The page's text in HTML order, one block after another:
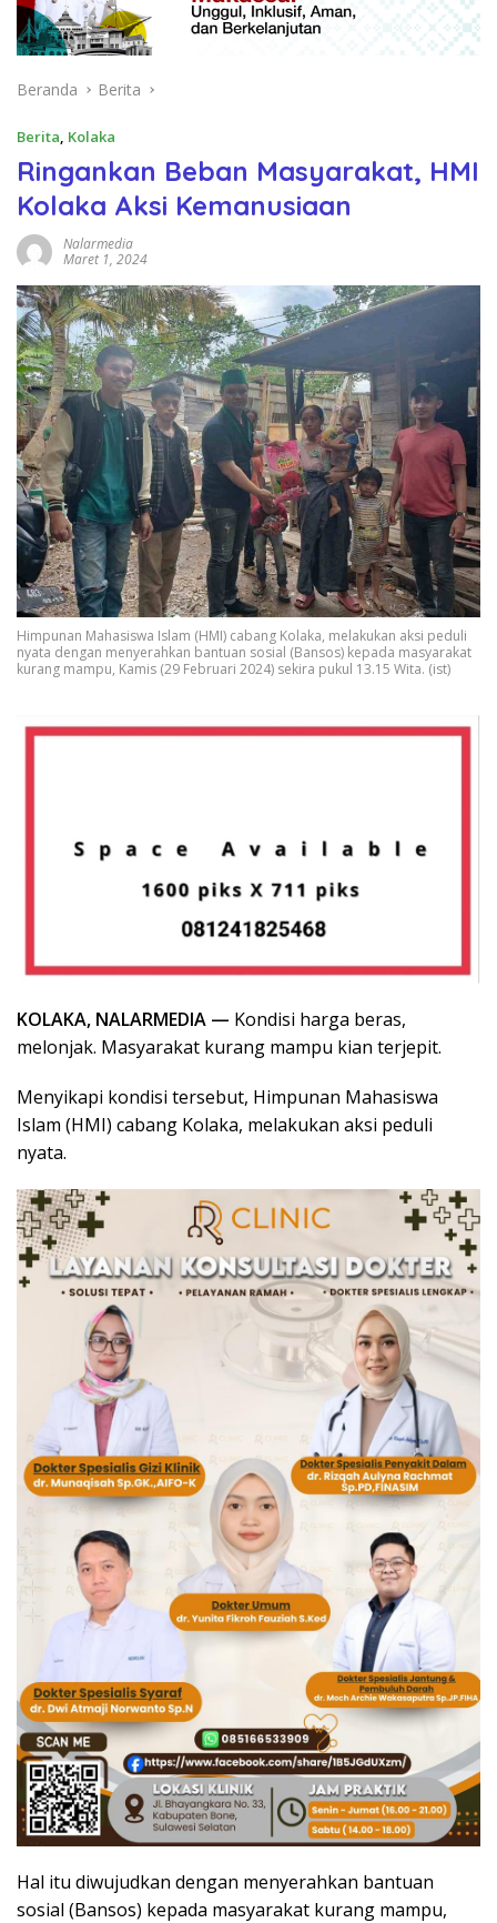
Beranda Berita
Berita, Kolaka
Ringankan Beban Masyarakat, HMI
Kolaka Aksi Kemanusiaan
Nalarmedia
Maret 1, 2024
Himpunan Mahasiswa Islam (HMI) cabang Kolaka, melakukan aksi peduli
nyata dengan menyerahkan bantuan sosial (Bansos) kepada masyarakat
kurang mampu, Kamis (29 Februari 2024) sekira pukul 13.15 Wita. (ist)
KOLAKA, NALARMEDIA — Kondisi harga beras,
melonjak. Masyarakat kurang mampu kian terjepit.
Menyikapi kondisi tersebut, Himpunan Mahasiswa
Islam (HMI) cabang Kolaka, melakukan aksi peduli
nyata.
Hal itu diwujudkan dengan menyerahkan bantuan
sosial (Bansos) kepada masyarakat kurang mampu,